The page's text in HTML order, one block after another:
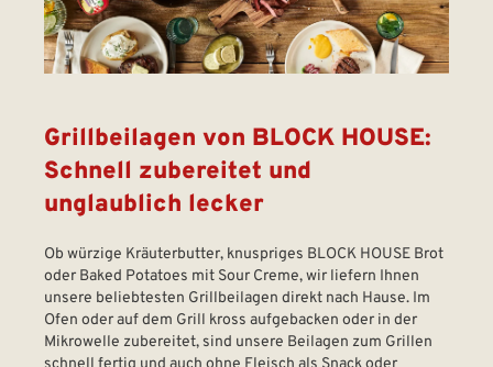
Grillbeilagen von BLOCK HOUSE:
Schnell zubereitet und
unglaublich lecker
Ob würzige Kräuterbutter, knuspriges BLOCK HOUSE Brot
oder Baked Potatoes mit Sour Creme, wir liefern Ihnen
unsere beliebtesten Grillbeilagen direkt nach Hause. Im
Ofen oder auf dem Grill kross aufgebacken oder in der
Mikrowelle zubereitet, sind unsere Beilagen zum Grillen